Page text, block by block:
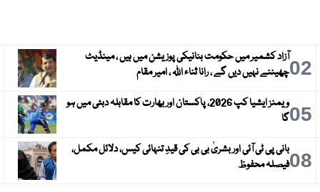
02آزاد کشمیر میں حکومت بنانیکی پوزیشن میں ہیں ، مینڈیٹ
چھیننے نہیں دیں گے ، رانا ثناء اللہ ، امیر مقام
05
ویمنز ایشیا کپ 2026، پاکستان اور بھارت کا مقابلہ دبئی میں ہو
گا
08بانی پی ٹی آئی اور بشریٰ بی بی کی قیدِ تنہائی کیس، دلائل مکمل،
فیصلہ محفوظ